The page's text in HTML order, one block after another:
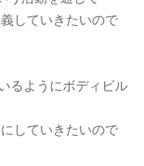
していきたいので
るようにボディビル
していきたいので